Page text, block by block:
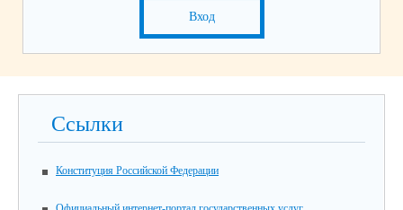
Вход
Ссылки
Конституция Российской Федерации